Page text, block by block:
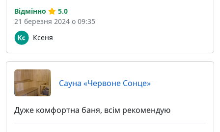
Ксеня
Відмінно
5.0
21 березня 2024 о 09:35
Сауна «Червоне Сонце»
Дуже комфортна баня, всім рекомендую